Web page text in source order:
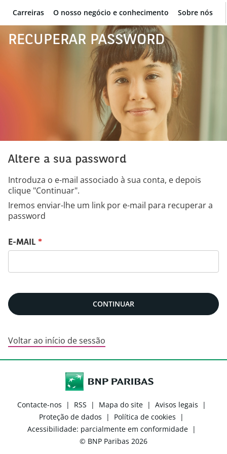
BNP Paribas
Carreiras O nosso negócio e conhecimento Sobre nós
RECUPERAR PASSWORD
Altere a sua password
Introduza o e-mail associado à sua conta, e depois
clique "Continuar".
Iremos enviar-lhe um link por e-mail para recuperar a
password
Recuperar password com o seu e-mail
E-MAIL *
CONTINUAR
Voltar ao início de sessão
Contacte-nos | RSS | Mapa do site | Avisos legais
|
Proteção de dados
| Política de cookies
|
Acessibilidade: parcialmente em conformidade
|
© BNP Paribas 2026